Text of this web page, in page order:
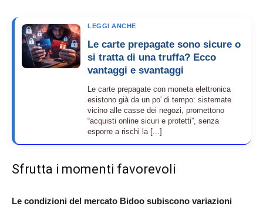
LEGGI ANCHE
Le carte prepagate sono sicure o
si tratta di una truffa? Ecco
vantaggi e svantaggi
Le carte prepagate con moneta elettronica
esistono già da un po' di tempo: sistemate
vicino alle casse dei negozi, promettono
“acquisti online sicuri e protetti”, senza
esporre a rischi la [...]
Sfrutta i momenti favorevoli
Le condizioni del mercato Bidoo subiscono variazioni